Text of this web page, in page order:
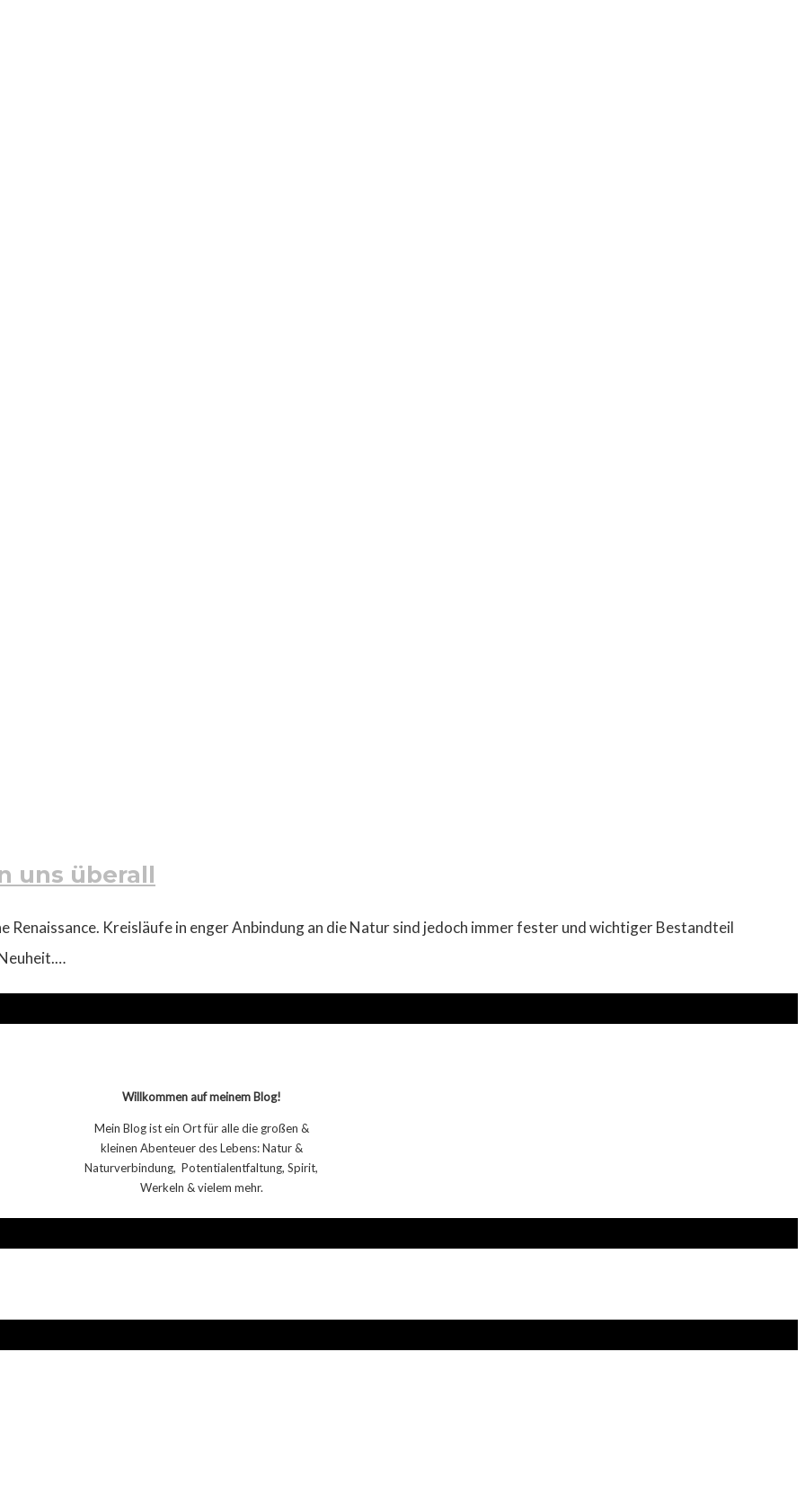
uns überall
Renaissance. Kreisläufe in enger Anbindung an die Natur sind jedoch immer fester und wichtiger Bestandteil
Willkommen auf meinem Blog!
Mein Blog ist ein Ort für alle die großen &
kleinen Abenteuer des Lebens: Natur &
Naturverbindung, Potentialentfaltung, Spirit,
Werkeln & vielem mehr.